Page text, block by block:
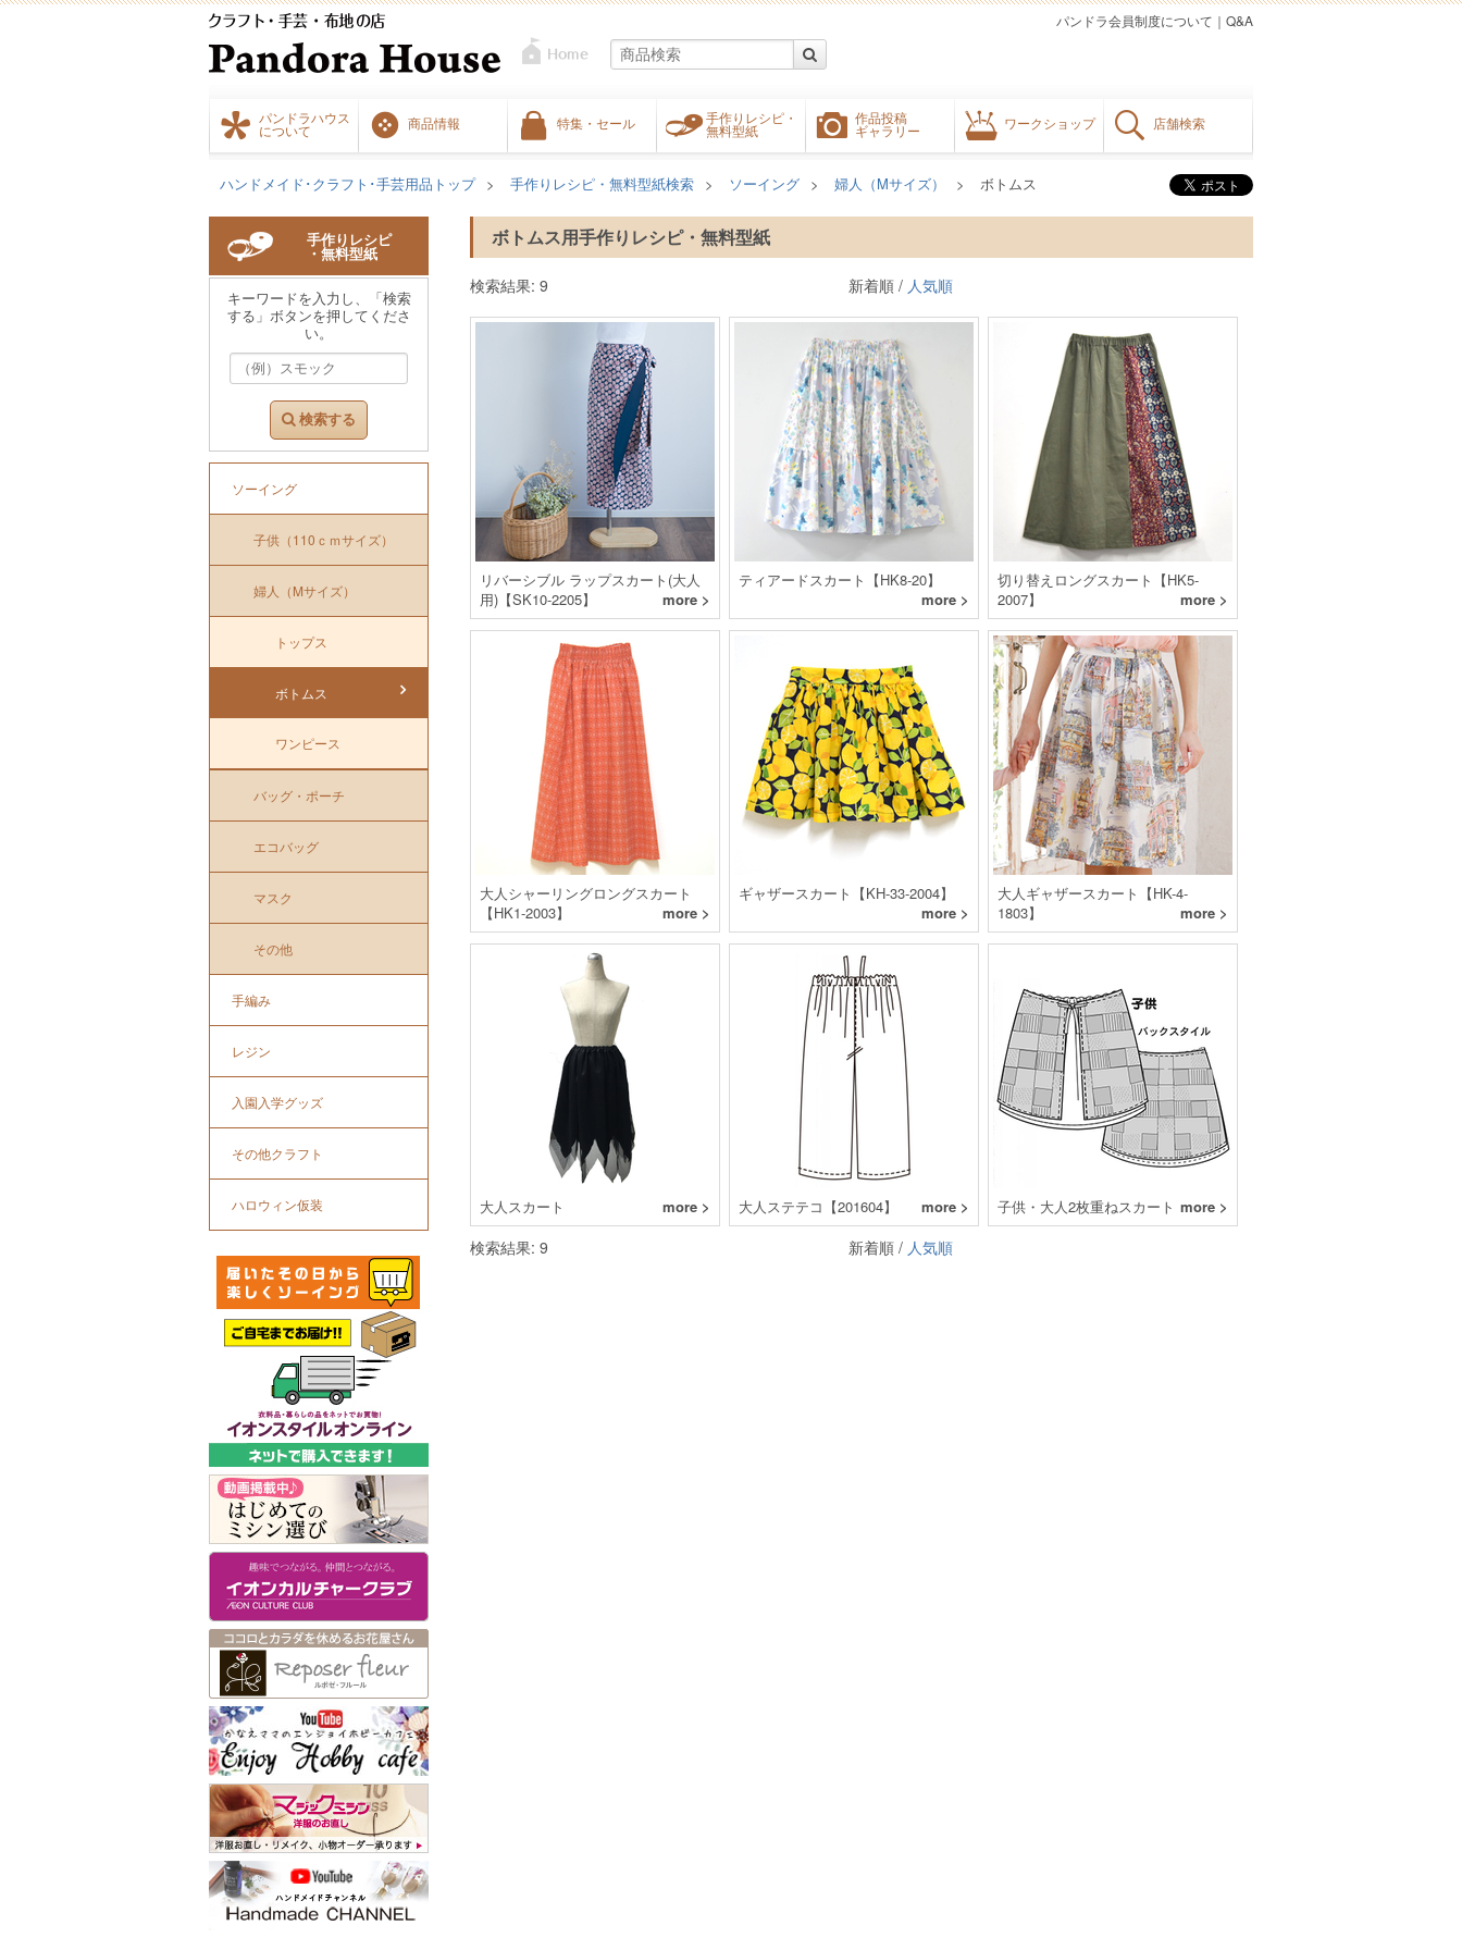
パンドラハウス
について
商品情報 特集・セール
手作りレシピ・
無料型紙
作品投稿
ギャラリー
ワークショップ 店舗検索
Q&A
｜
パンドラ会員制度について
ハンドメイド･クラフト･手芸用品トップ 手作りレシピ・無料型紙検索 ソーイング 婦人（Mサイズ） ボトムス
ボトムス用手作りレシピ・無料型紙
検索結果: 9 新着順 / 人気順
リバーシブル ラップスカート(大人
用)【SK10-2205】
more >
ティアードスカート【HK8-20】
more >
切り替えロングスカート【HK5-
2007】
more >
大人シャーリングロングスカート
【HK1-2003】
more >
ギャザースカート【KH-33-2004】
more >
大人ギャザースカート【HK-4-
1803】
more >
大人スカート more > 大人ステテコ【201604】 more > 子供・大人2枚重ねスカート more >
検索結果: 9 新着順 / 人気順
手作りレシピ
・無料型紙
キーワードを入力し、「検索
する」ボタンを押してくださ
い。
検索する
ソーイング
子供（110ｃｍサイズ）
婦人（Mサイズ）
トップス
ボトムス
ワンピース
バッグ・ポーチ
エコバッグ
マスク
その他
手編み
レジン
入園入学グッズ
その他クラフト
ハロウィン仮装